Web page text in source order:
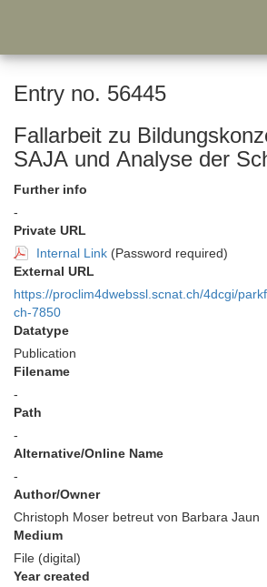
Entry no. 56445
Fallarbeit zu
SAJA und Analyse der
Further info
-
Private URL
Internal Link (Password required)
External URL
https://proclim4dwebssl.scnat.ch/4dcgi/
ch-7850
Datatype
Publication
Filename
-
Path
-
Alternative/Online Name
-
Author/Owner
Christoph Moser betreut von Barbara Jaun
Medium
File (digital)
Year created